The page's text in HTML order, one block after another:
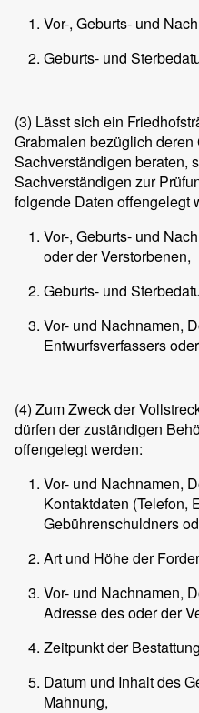
Vor-, Geburts- und
Geburts- und
(3) Lässt sich ein
Grabmalen bezüglich deren
Sachverständigen beraten,
Sachverständigen zur
folgende Daten offengelegt
Vor-, Geburts- und
oder der Verstorbenen,
Geburts- und
Vor- und Nachnamen,
Entwurfsverfassers
(4) Zum Zweck der
dürfen der zuständigen
offengelegt werden:
Vor- und Nachnamen,
Kontaktdaten (Telefon,
Gebührenschuldners
Art und Höhe der
Vor- und Nachnamen,
Adresse des oder der
Zeitpunkt der
Datum und Inhalt des
Mahnung,